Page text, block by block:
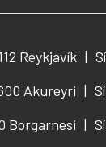
Reykjavík
Akureyri
Borgarnesi